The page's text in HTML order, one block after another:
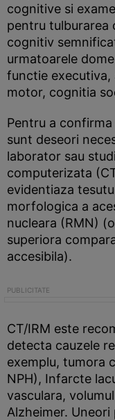
cognitive si
pentru tulburarea
cognitiv
urmatoarele
functie
motor, cognitia
Pentru a
sunt deseori
laborator sau
computerizata
evidentiaza
morfologica a
nucleara (RMN)
superiora
accesibila).
CT/IRM este
detecta cauzele
exemplu, tumora
NPH), Infarcte
vasculara,
Alzheimer.